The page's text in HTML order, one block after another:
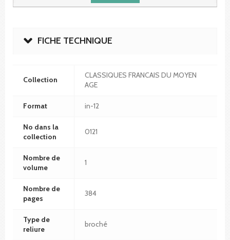
FICHE TECHNIQUE
Collection
CLASSIQUES FRANCAIS DU MOYEN
AGE
Format in-12
No dans la
collection
0121
Nombre de
volume
1
Nombre de
pages
384
Type de
reliure
broché